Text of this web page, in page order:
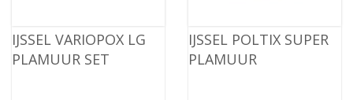
IJSSEL VARIOPOX LG
PLAMUUR SET
IJSSEL POLTIX SUPER
PLAMUUR